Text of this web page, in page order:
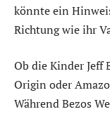
könnte ein
Richtung wie ihr
Ob die Kinder Jeff
Origin oder
Während Bezos